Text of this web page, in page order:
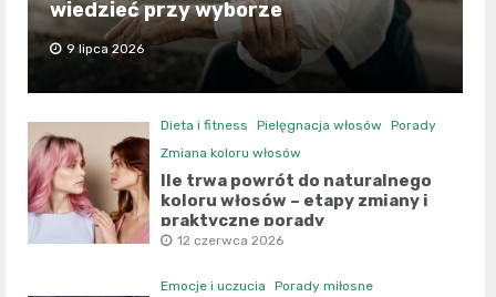
wiedzieć przy wyborze
9 lipca 2026
Dieta i fitness Pielęgnacja włosów
Porady
Zmiana koloru włosów
Ile trwa powrót do naturalnego
koloru włosów – etapy zmiany i
praktyczne porady
12 czerwca 2026
Emocje i uczucia
Porady miłosne